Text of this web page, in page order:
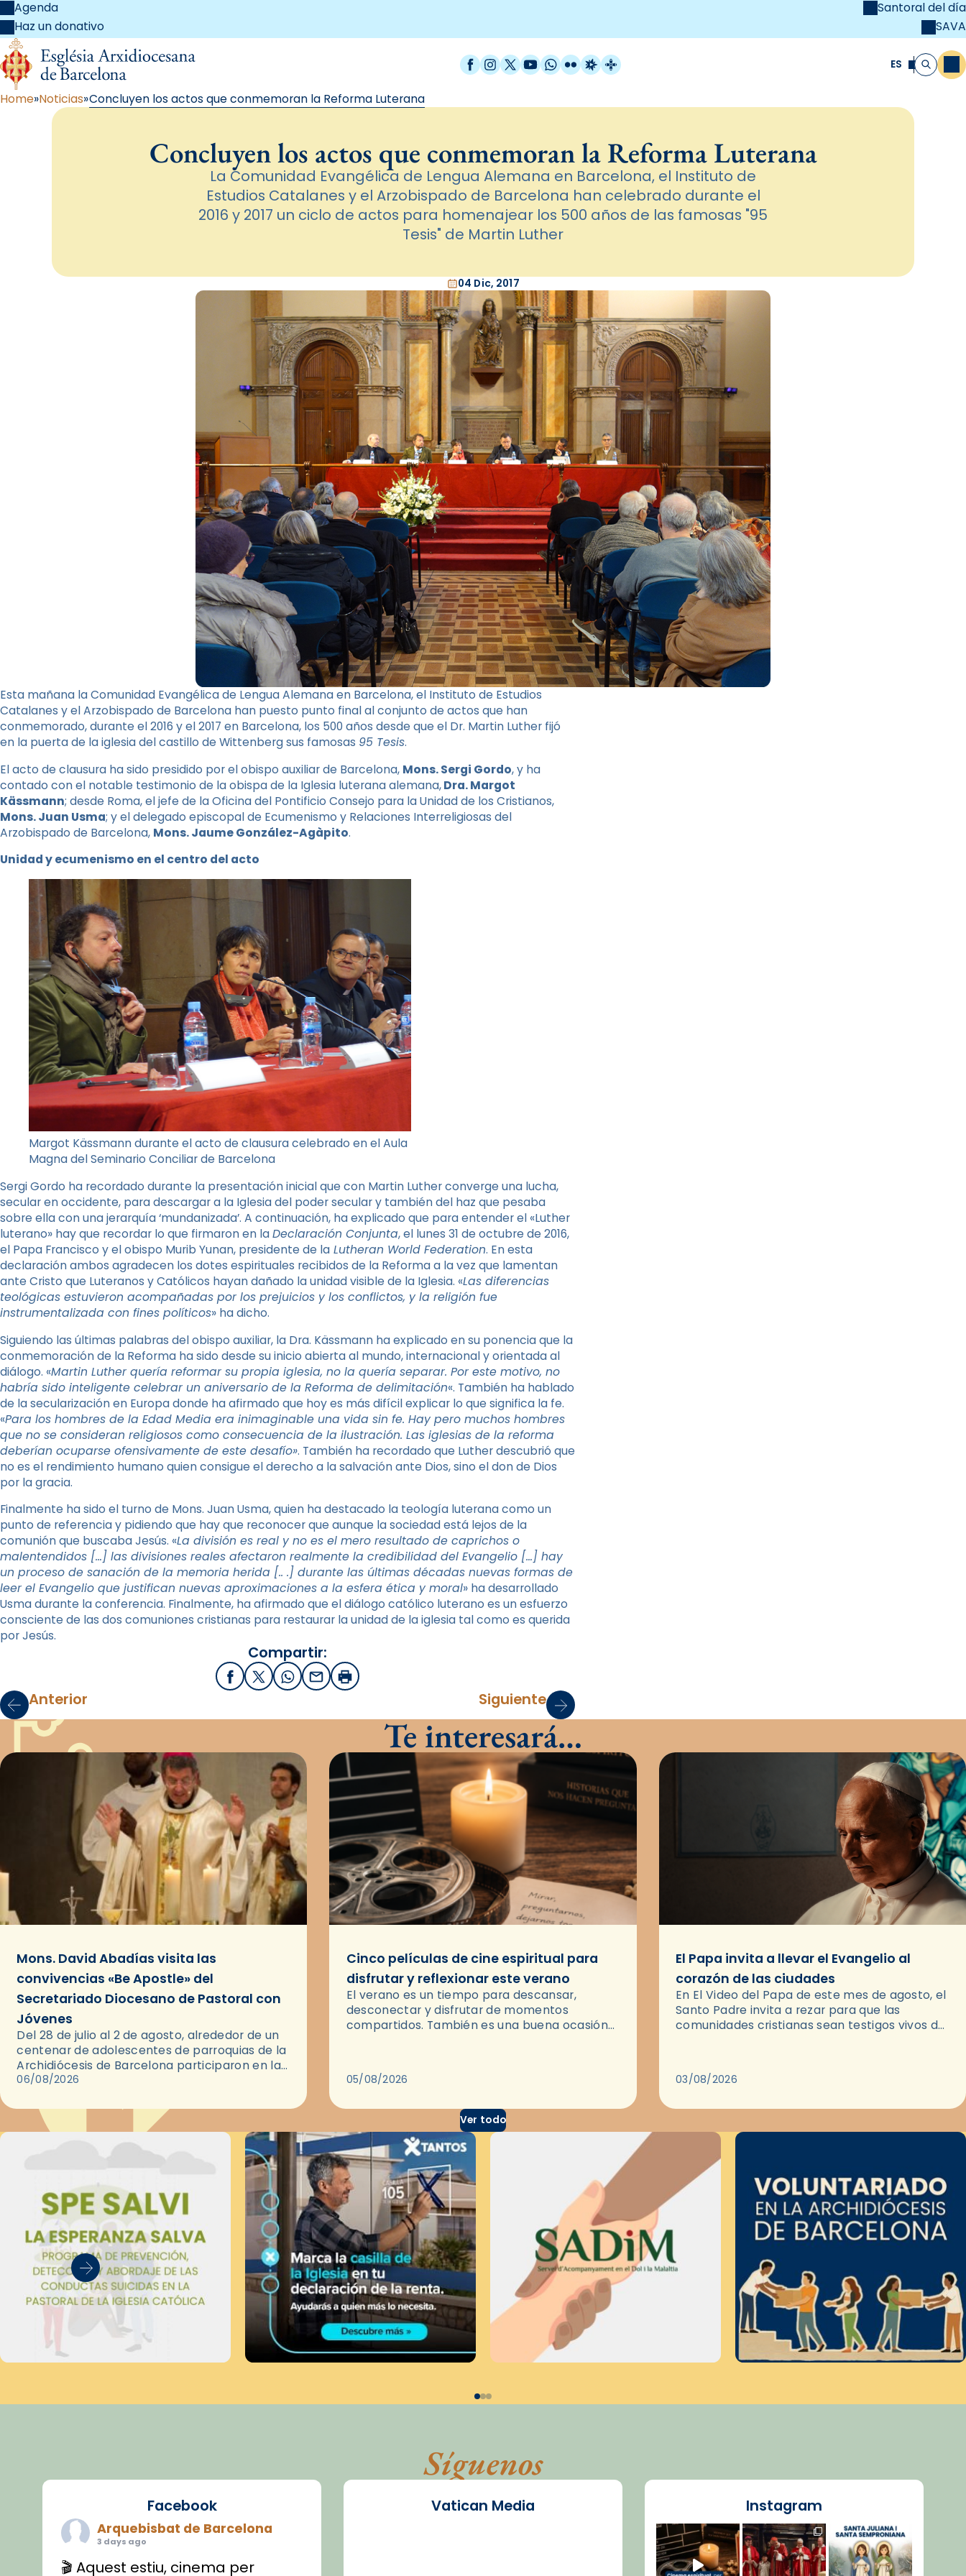
Agenda
Haz un donativo
Santoral del día
SAVA
Facebook
Instagram
X / Twitter
YouTube
WhatsApp
FlickrRadio Estel
Catalunya Cristiana ES Buscar
Home Noticias Concluyen los actos que conmemoran la Reforma Luterana
Concluyen los actos que conmemoran la Reforma Luterana
La Comunidad Evangélica de Lengua Alemana en Barcelona, el Instituto de
Estudios Catalanes y el Arzobispado de Barcelona han celebrado durante el
2016 y 2017 un ciclo de actos para homenajear los 500 años de las famosas "95
Tesis" de Martin Luther
04 Dic, 2017
Esta mañana la Comunidad Evangélica de Lengua Alemana en Barcelona, ​​el Instituto de Estudios
Catalanes y el Arzobispado de Barcelona han puesto punto final al conjunto de actos que han
conmemorado, durante el 2016 y el 2017 en Barcelona, ​​los 500 años desde que el Dr. Martin Luther fijó
en la puerta de la iglesia del castillo de Wittenberg sus famosas 95 Tesis.
El acto de clausura ha sido presidido por el obispo auxiliar de Barcelona, ​​Mons. Sergi Gordo, y ha
contado con el notable testimonio de la obispa de la Iglesia luterana alemana,Dra. Margot
Kässmann; desde Roma, el jefe de la Oficina del Pontificio Consejo para la Unidad de los Cristianos,
Mons. Juan Usma; y el delegado episcopal de Ecumenismo y Relaciones Interreligiosas del
Arzobispado de Barcelona, ​​Mons. Jaume González-Agàpito.
Unidad y ecumenismo en el centro del acto
Margot Kässmann durante el acto de clausura celebrado en el Aula
Magna del Seminario Conciliar de Barcelona
Sergi Gordo ha recordado durante la presentación inicial que con Martin Luther converge una lucha,
secular en occidente, para descargar a la Iglesia del poder secular y también del haz que pesaba
sobre ella con una jerarquía ‘mundanizada’. A continuación, ha explicado que para entender el «Luther
luterano» hay que recordar lo que firmaron en laDeclaración Conjunta, el lunes 31 de octubre de 2016,
el Papa Francisco y el obispo Murib Yunan, presidente de la Lutheran World Federation. En esta
declaración ambos agradecen los dotes espirituales recibidos de la Reforma a la vez que lamentan
ante Cristo que Luteranos y Católicos hayan dañado la unidad visible de la Iglesia. «Las diferencias
teológicas estuvieron acompañadas por los prejuicios y los conflictos, y la religión fue
instrumentalizada con fines políticos» ha dicho.
Siguiendo las últimas palabras del obispo auxiliar, la Dra. Kässmann ha explicado en su ponencia que la
conmemoración de la Reforma ha sido desde su inicio abierta al mundo, internacional y orientada al
diálogo. «Martin Luther quería reformar su propia iglesia, no la quería separar. Por este motivo, no
habría sido inteligente celebrar un aniversario de la Reforma de delimitación«. También ha hablado
de la secularización en Europa donde ha afirmado que hoy es más difícil explicar lo que significa la fe.
«Para los hombres de la Edad Media era inimaginable una vida sin fe. Hay pero muchos hombres
que no se consideran religiosos como consecuencia de la ilustración. Las iglesias de la reforma
deberían ocuparse ofensivamente de este desafío». También ha recordado que Luther descubrió que
no es el rendimiento humano quien consigue el derecho a la salvación ante Dios, sino el don de Dios
por la gracia.
Finalmente ha sido el turno de Mons. Juan Usma, quien ha destacado la teología luterana como un
punto de referencia y pidiendo que hay que reconocer que aunque la sociedad está lejos de la
comunión que buscaba Jesús. «La división es real y no es el mero resultado de caprichos o
malentendidos […] las divisiones reales afectaron realmente la credibilidad del Evangelio […] hay
un proceso de sanación de la memoria herida [.. .] durante las últimas décadas nuevas formas de
leer el Evangelio que justifican nuevas aproximaciones a la esfera ética y moral» ha desarrollado
Usma durante la conferencia. Finalmente, ha afirmado que el diálogo católico luterano es un esfuerzo
consciente de las dos comuniones cristianas para restaurar la unidad de la iglesia tal como es querida
por Jesús.
Compartir:
FacebookX / Twitter
WhatsApp
EmailImprimir
Anterior Siguiente
Te interesará…
Mons. David Abadías visita las
convivencias «Be Apostle» del
Secretariado Diocesano de Pastoral con
Jóvenes
Del 28 de julio al 2 de agosto, alrededor de un
centenar de adolescentes de parroquias de la
Archidiócesis de Barcelona participaron en las
convivencias Be Apostle, organizadas por el
06/08/2026
Cinco películas de cine espiritual para
disfrutar y reflexionar este verano
El verano es un tiempo para descansar,
desconectar y disfrutar de momentos
compartidos. También es una buena ocasión
05/08/2026
El Papa invita a llevar el Evangelio al
corazón de las ciudades
En El Video del Papa de este mes de agosto, el
Santo Padre invita a rezar para que las
comunidades cristianas sean testigos vivos del
03/08/2026
Ver todo
Síguenos
Facebook
Arquebisbat de Barcelona
3 days ago
🎬 Aquest estiu, cinema per
Vatican Media Instagram